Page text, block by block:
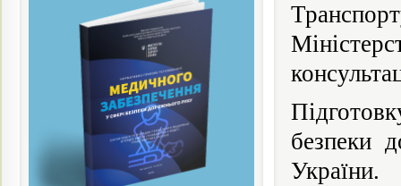
безпеки
України.